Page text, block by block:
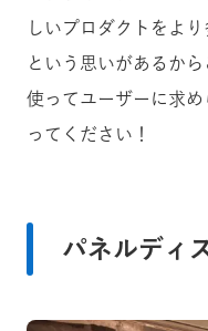
しいプロダクトをよ
という思いがあるか
使ってユーザーに求
ってください！
パネルディ